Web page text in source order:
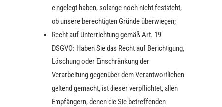
eingelegt haben, solange noch nicht feststeht,
ob unsere berechtigten Gründe überwiegen;
Recht auf Unterrichtung gemäß Art. 19
DSGVO: Haben Sie das Recht auf Berichtigung,
Löschung oder Einschränkung der
Verarbeitung gegenüber dem Verantwortlichen
geltend gemacht, ist dieser verpflichtet, allen
Empfängern, denen die Sie betreffenden